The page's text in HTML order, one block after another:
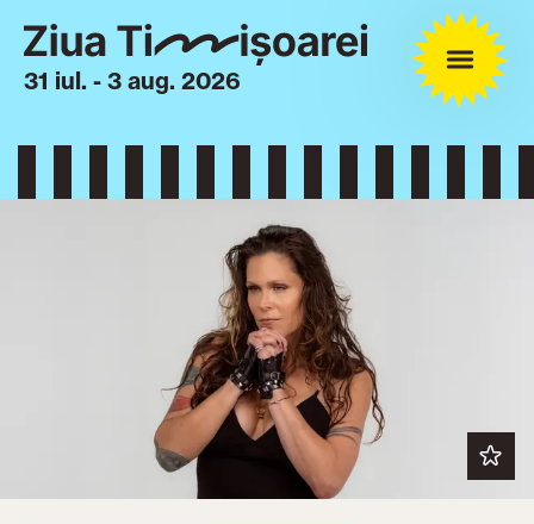
31 iul. - 3 aug. 2026